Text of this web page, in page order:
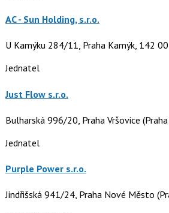
AC - Sun Holding, s.r.o.
U Kamýku 284/11, Praha Kamýk, 142 00
Jednatel
Just Flow s.r.o.
Bulharská 996/20, Praha Vršovice
Jednatel
Purple Power s.r.o.
Jindřišská 941/24, Praha Nové Město